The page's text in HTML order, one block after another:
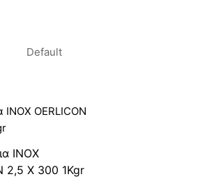
INOX
2,5 Χ 300 1Kgr